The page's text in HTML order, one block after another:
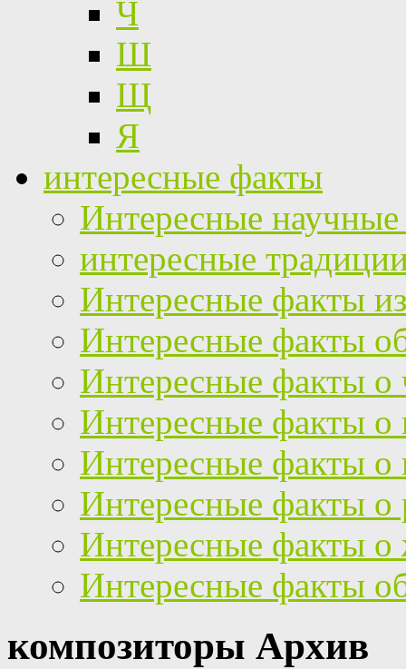
Ч
Ш
Щ
Я
интересные факты
Интересные
интересные
Интересные факты
Интересные факты
Интересные факты о
Интересные факты о
Интересные факты о
Интересные факты о
Интересные факты
Интересные факты
композиторы Архив